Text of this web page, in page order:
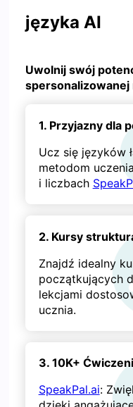
języka AI
Uwolnij swój
spersonalizowanej
1. Przyjazny dla
Ucz się języków
metodom
i liczbach
2. Kursy
Znajdź idealny
początkujących
lekcjami
ucznia.
3. 10K+
SpeakPal.ai: